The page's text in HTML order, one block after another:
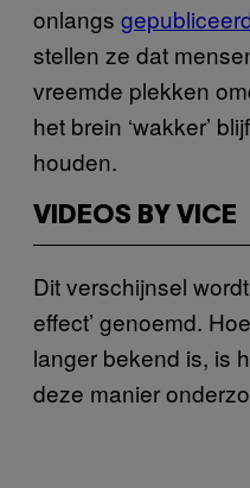
onlangs
stellen ze dat
vreemde plekken
het brein ‘wakker’
houden.
VIDEOS BY VICE
Dit verschijnsel
effect’ genoemd.
langer bekend is, is
deze manier